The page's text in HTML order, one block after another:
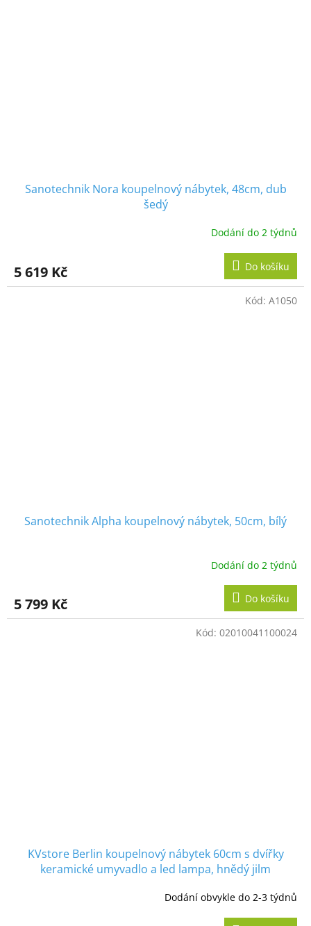
Sanotechnik Nora koupelnový nábytek, 48cm, dub
šedý
Dodání do 2 týdnů
5 619 Kč Do košíku
Sanotechnik Alpha koupelnový nábytek, 50cm, bílý
Dodání do 2 týdnů
5 799 Kč Do košíku
Kód: A1050
KVstore Berlin koupelnový nábytek 60cm s dvířky
keramické umyvadlo a led lampa, hnědý jilm
Dodání obvykle do 2-3 týdnů
Kód: 02010041100024